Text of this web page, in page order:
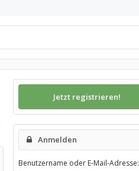
Jetzt registrieren!
Anmelden
Benutzername oder E-Mail-Adresse: